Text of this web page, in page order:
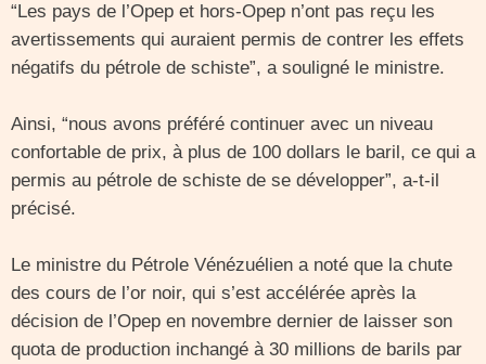
“Les pays de l’Opep et hors-Opep n’ont pas reçu les
avertissements qui auraient permis de contrer les effets
négatifs du pétrole de schiste”, a souligné le ministre.
Ainsi, “nous avons préféré continuer avec un niveau
confortable de prix, à plus de 100 dollars le baril, ce qui a
permis au pétrole de schiste de se développer”, a-t-il
précisé.
Le ministre du Pétrole Vénézuélien a noté que la chute
des cours de l’or noir, qui s’est accélérée après la
décision de l’Opep en novembre dernier de laisser son
quota de production inchangé à 30 millions de barils par